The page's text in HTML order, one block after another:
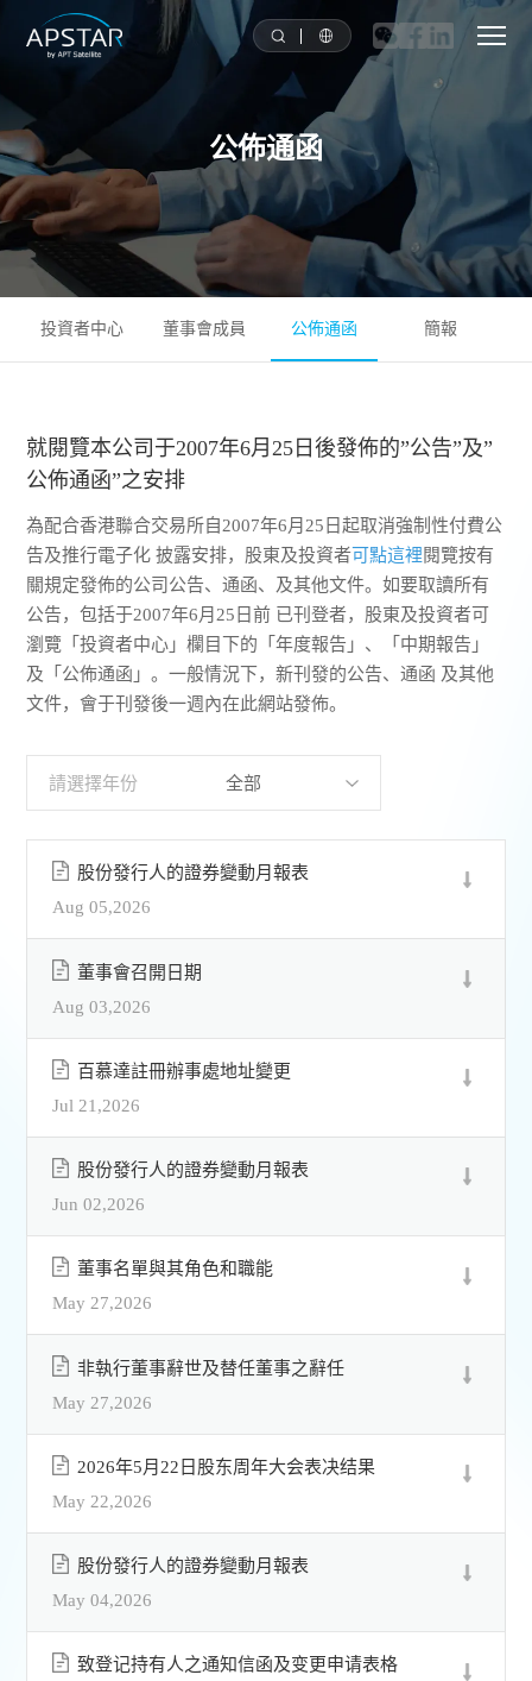
首頁
關於我們
亞太衛星星隊
解决方案
新聞媒體
投資者關系
聯繫我們
公佈通函
投資者中心 董事會成員 公佈通函 簡報
就閱覽本公司于2007年6月25日後發佈的”公告”及”
公佈通函”之安排
為配合香港聯合交易所自2007年6月25日起取消強制性付費公
告及推行電子化 披露安排，股東及投資者可點這裡閱覽按有
關規定發佈的公司公告、通函、及其他文件。如要取讀所有
公告，包括于2007年6月25日前 已刊登者，股東及投資者可
瀏覽「投資者中心」欄目下的「年度報告」、「中期報告」
及「公佈通函」。一般情況下，新刊發的公告、通函 及其他
文件，會于刊發後一週內在此網站發佈。
請選擇年份
Aug 05,2026
股份發行人的證券變動月報表
Aug 03,2026
董事會召開日期
Jul 21,2026
百慕達註冊辦事處地址變更
Jun 02,2026
股份發行人的證券變動月報表
May 27,2026
董事名單與其角色和職能
May 27,2026
非執行董事辭世及替任董事之辭任
May 22,2026
2026年5月22日股东周年大会表决结果
May 04,2026
股份發行人的證券變動月報表
致登记持有人之通知信函及变更申请表格